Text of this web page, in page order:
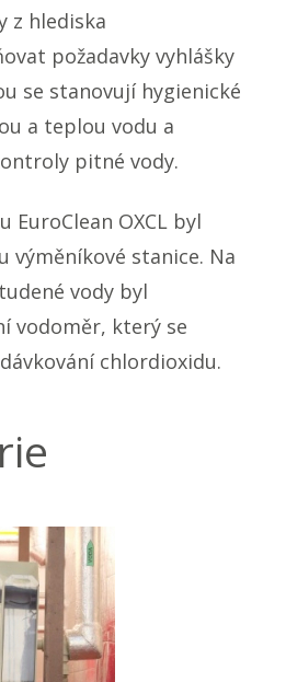
z hlediska
požadavky vyhlášky
se stanovují hygienické
a teplou vodu a
pitné vody.
EuroClean OXCL byl
stanice. Na
vody byl
vodoměr, který se
chlordioxidu.